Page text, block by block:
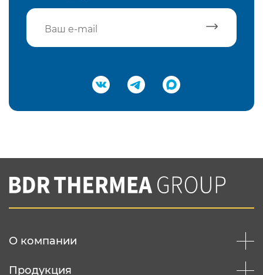
Подтвердить e-mail
Вы соглашаетесь с нашей политикой
конфеденциальности
О компании
Продукция